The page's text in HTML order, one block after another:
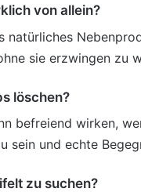
von allein?
natürliches
sie erzwingen zu
löschen?
befreiend wirken,
sein und echte
zu suchen?